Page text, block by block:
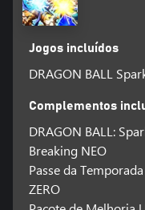
Jogos incluídos
DRAGON BALL
Complementos
DRAGON BALL:
Breaking NEO
Passe da
ZERO